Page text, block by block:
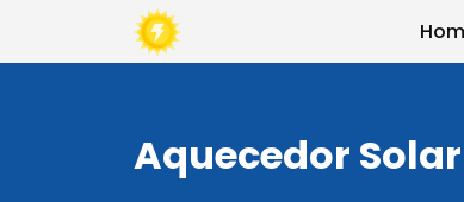
Aquecedor